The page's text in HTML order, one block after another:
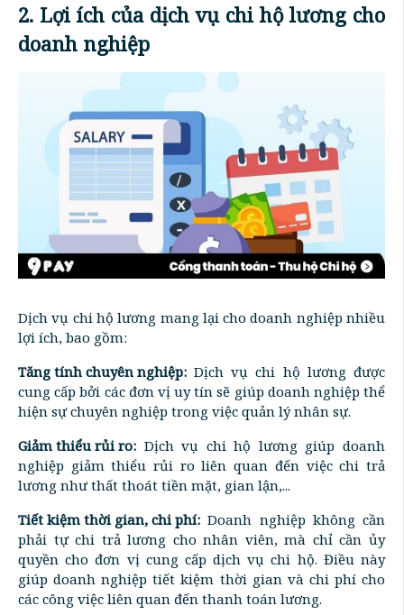
2. Lợi ích của dịch vụ chi hộ lương cho
doanh nghiệp
Dịch vụ chi hộ lương mang lại cho doanh nghiệp nhiều
lợi ích, bao gồm:
Tăng tính chuyên nghiệp: Dịch vụ chi hộ lương được
cung cấp bởi các đơn vị uy tín sẽ giúp doanh nghiệp thể
hiện sự chuyên nghiệp trong việc quản lý nhân sự.
Giảm thiểu rủi ro: Dịch vụ chi hộ lương giúp doanh
nghiệp giảm thiểu rủi ro liên quan đến việc chi trả
lương như thất thoát tiền mặt, gian lận,...
Tiết kiệm thời gian, chi phí: Doanh nghiệp không cần
phải tự chi trả lương cho nhân viên, mà chỉ cần ủy
quyền cho đơn vị cung cấp dịch vụ chi hộ. Điều này
giúp doanh nghiệp tiết kiệm thời gian và chi phí cho
các công việc liên quan đến thanh toán lương.